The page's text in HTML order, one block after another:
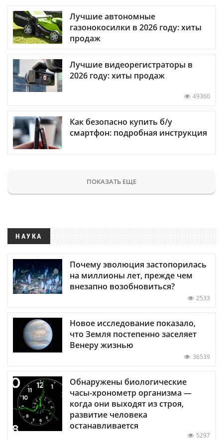
Лучшие автономные
газонокосилки в 2026 году: хиты
продаж
Лучшие видеорегистраторы в
2026 году: хиты продаж
49360
Как безопасно купить б/у
смартфон: подробная инструкция
ПОКАЗАТЬ ЕЩЕ
НАУКА
Почему эволюция застопорилась
на миллионы лет, прежде чем
внезапно возобновиться?
2533
Новое исследование показало,
что Земля постепенно заселяет
Венеру жизнью
36539
Обнаружены биологические
часы-хронометр организма —
когда они выходят из строя,
развитие человека
останавливается
5297